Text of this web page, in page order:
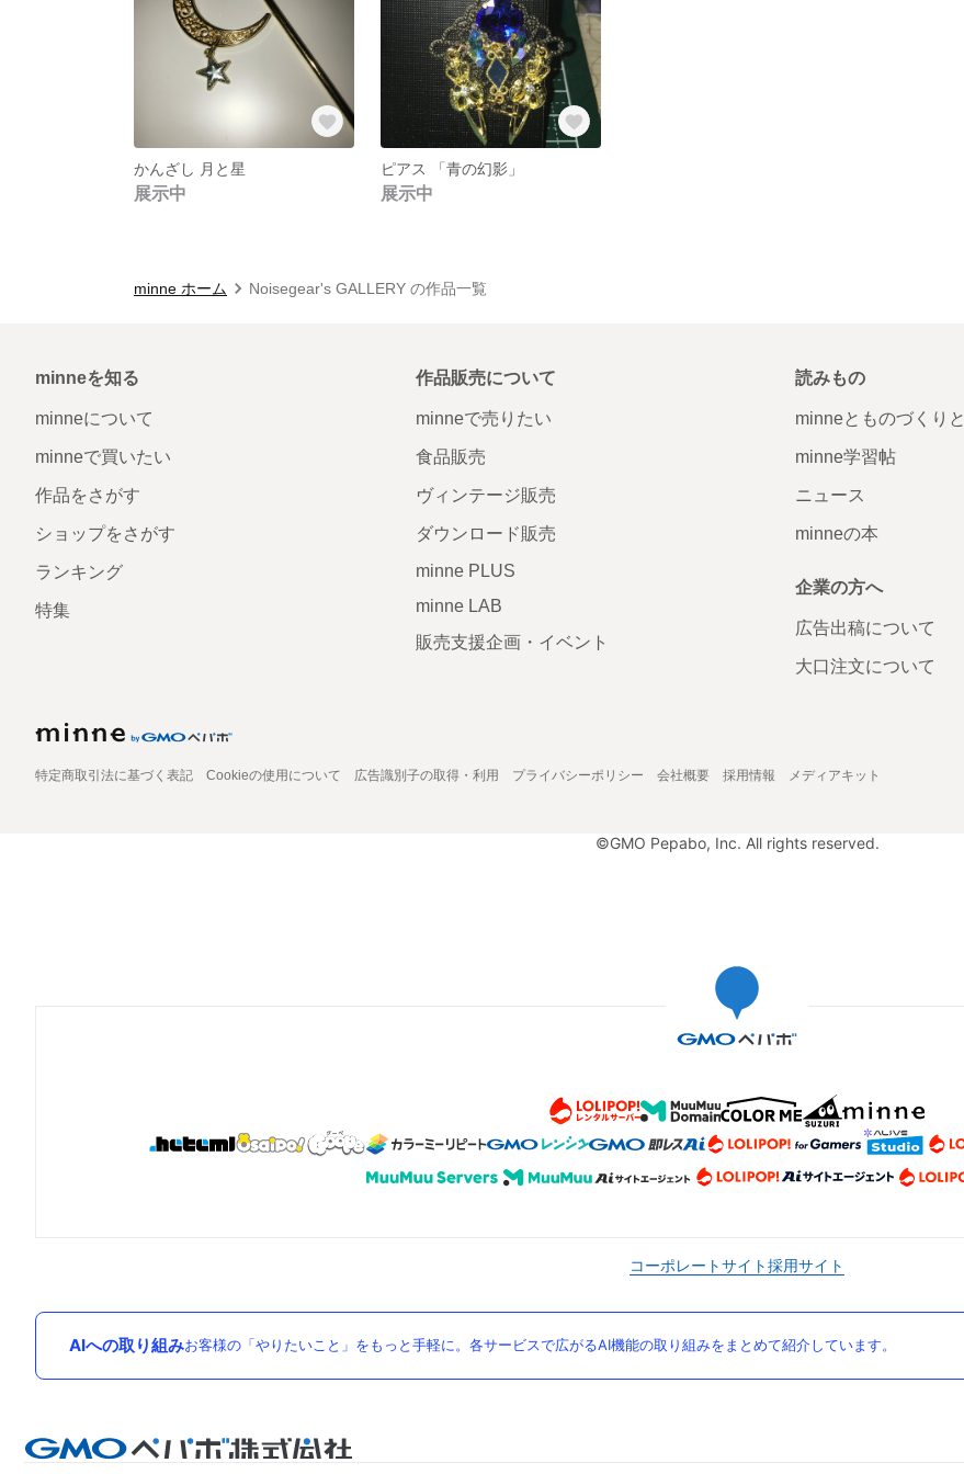
かんざし 月と星
展示中
ピアス 「青の幻影」
展示中
minne ホーム Noisegear's GALLERY の作品一覧
minneを知る
minneについて
minneで買いたい
作品をさがす
ショップをさがす
ランキング
特集
作品販売について
minneで売りたい
食品販売
ヴィンテージ販売
ダウンロード販売
minne PLUS
minne LAB
販売支援企画・イベント
読みもの
minneとものづくりと
minne学習帖
ニュース
minneの本
企業の方へ
広告出稿について
大口注文について
特定商取引法に基づく表記 Cookieの使用について 広告識別子の取得・利用 プライバシーポリシー 会社概要 採用情報 メディアキット
©GMO Pepabo, Inc. All rights reserved.
コーポレートサイト採用サイト
AIへの取り組みお客様の「やりたいこと」をもっと手軽に。各サービスで広がるAI機能の取り組みをまとめて紹介しています。